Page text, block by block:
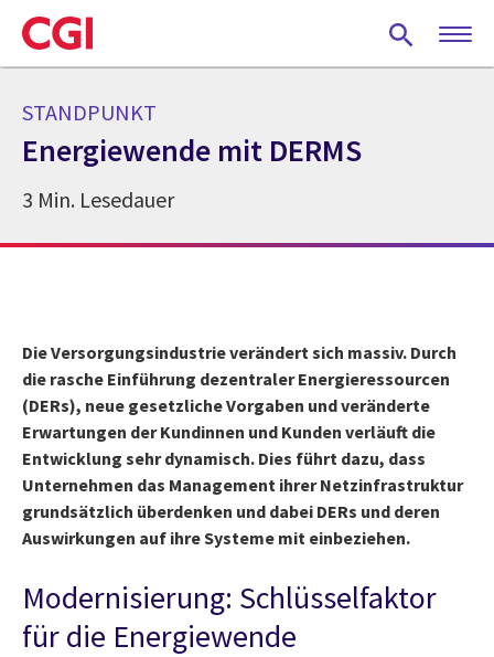
Skip
to
main
STANDPUNKT
Energiewende mit DERMS
3 Min. Lesedauer
Die Versorgungsindustrie verändert sich massiv. Durch
die rasche Einführung dezentraler Energieressourcen
(DERs), neue gesetzliche Vorgaben und veränderte
Erwartungen der Kundinnen und Kunden verläuft die
Entwicklung sehr dynamisch. Dies führt dazu, dass
Unternehmen das Management ihrer Netzinfrastruktur
grundsätzlich überdenken und dabei DERs und deren
Auswirkungen auf ihre Systeme mit einbeziehen.
Modernisierung: Schlüsselfaktor
für die Energiewende